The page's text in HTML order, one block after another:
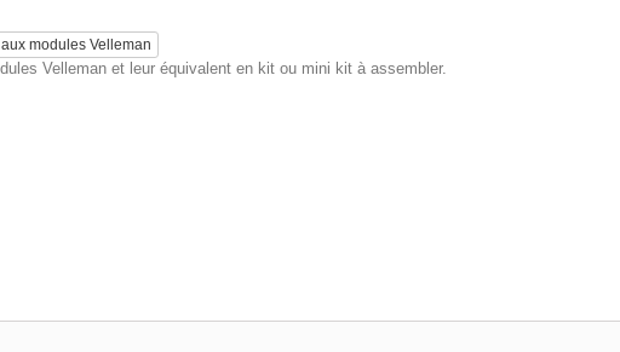
modules Velleman
Velleman et leur équivalent en kit ou mini kit à assembler.